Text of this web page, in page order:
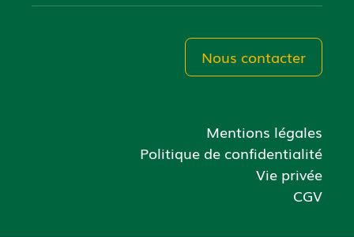
Nous contacter
Mentions légales
Politique de confidentialité
Vie privée
CGV